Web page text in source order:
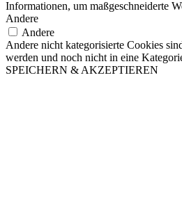
Informationen, um maßgeschneiderte
Andere
Andere
Andere nicht kategorisierte Cookies
werden und noch nicht in eine
SPEICHERN & AKZEPTIEREN